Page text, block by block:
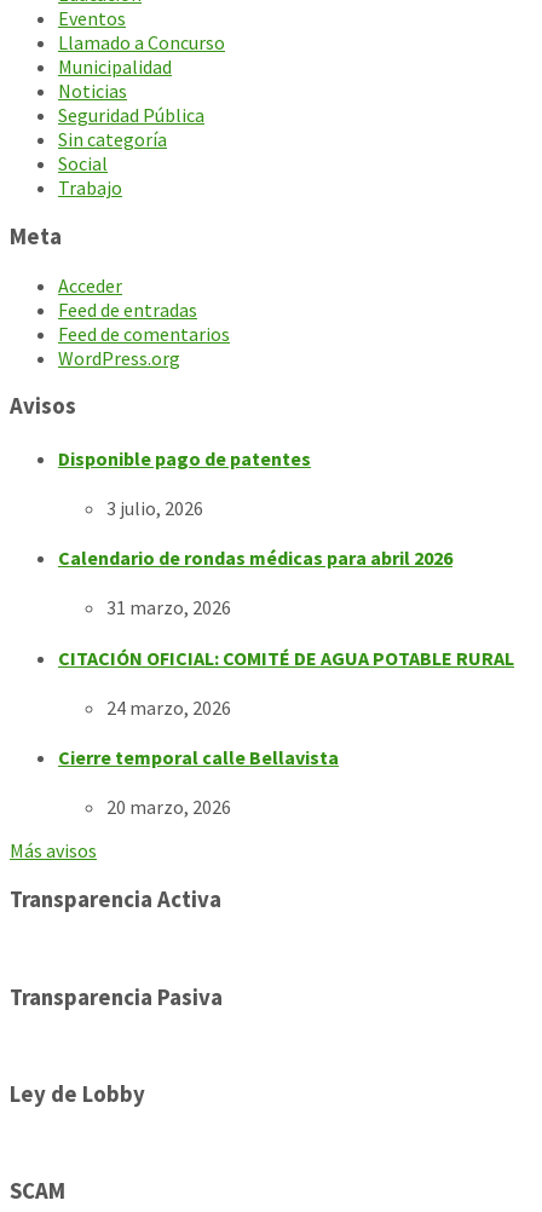
Eventos
Llamado a Concurso
Municipalidad
Noticias
Seguridad Pública
Sin categoría
Social
Trabajo
Meta
Acceder
Feed de entradas
Feed de comentarios
WordPress.org
Avisos
Disponible pago de patentes
3 julio, 2026
Calendario de rondas médicas para abril 2026
31 marzo, 2026
CITACIÓN OFICIAL: COMITÉ DE AGUA POTABLE RURAL
24 marzo, 2026
Cierre temporal calle Bellavista
20 marzo, 2026
Más avisos
Transparencia Activa
Transparencia Pasiva
Ley de Lobby
SCAM